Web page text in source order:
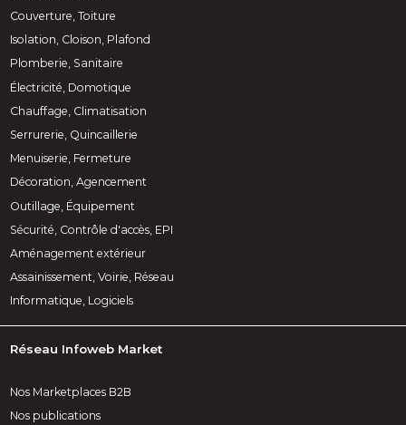
Couverture, Toiture
Isolation, Cloison, Plafond
Plomberie, Sanitaire
Électricité, Domotique
Chauffage, Climatisation
Serrurerie, Quincaillerie
Menuiserie, Fermeture
Décoration, Agencement
Outillage, Équipement
Sécurité, Contrôle d'accès, EPI
Aménagement extérieur
Assainissement, Voirie, Réseau
Informatique, Logiciels
Réseau Infoweb Market
Nos Marketplaces B2B
Nos publications